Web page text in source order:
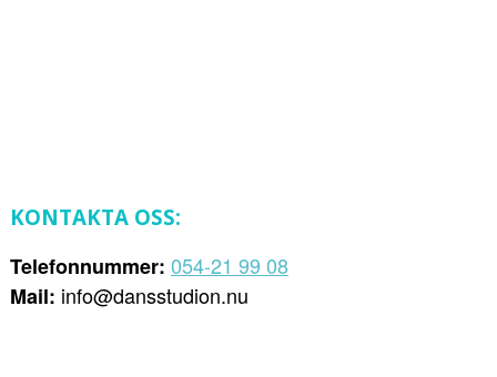
KONTAKTA OSS:
Telefonnummer: 054-21 99 08
Mail: info@dansstudion.nu